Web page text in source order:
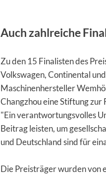
Auch zahlreiche
Zu den 15 Finalisten des
Volkswagen, Continental
Maschinenhersteller
Changzhou eine Stiftung
"Ein verantwortungsvolles
Beitrag leisten, um
und Deutschland sind für
Die Preisträger wurden von